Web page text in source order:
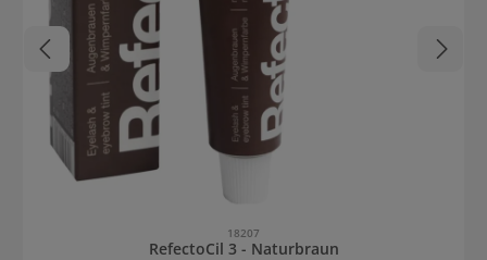
18207
RefectoCil 3 - Naturbraun